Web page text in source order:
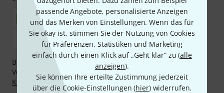
passende Angebote, personalisierte Anzeigen
und das Merken von Einstellungen. Wenn das für
Sie okay ist, stimmen Sie der Nutzung von Cookies
für Präferenzen, Statistiken und Marketing
einfach durch einen Klick auf „Geht klar“ zu (alle
anzeigen).
Sie können Ihre erteilte Zustimmung jederzeit
über die Cookie-Einstellungen (hier) widerrufen.
Bezahlen Sie vertraulich und sicher per Nachnahme,
Vorkasse, PayPal, Amazon Pay,Klarna Sofort bezahlen
Klarna Ratenzahlungoder Kreditkarte.